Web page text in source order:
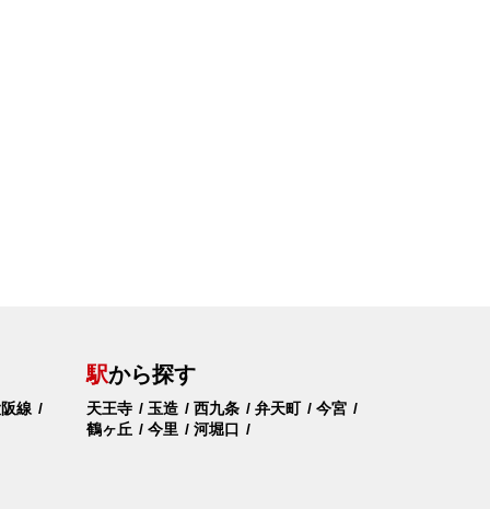
線
駅から探す
天王寺 玉造 西九条 弁天町
今宮
鶴ヶ丘
今里 河堀口